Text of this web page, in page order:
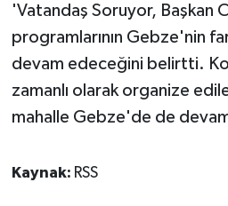
'Vatandaş Soruyor, Başkan
programlarının Gebze'nin
devam edeceğini belirtti.
zamanlı olarak organize
mahalle Gebze'de de
Kaynak: RSS